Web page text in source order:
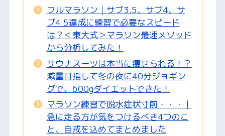
フルマラソン｜サブ3.5、サブ4、サ
ブ4.5達成に練習で必要なスピード
は？＜東大式＞マラソン最速メソッド
から分析してみた！
サウナスーツは本当に痩せられる！？
減量目指して冬の夜に40分ジョギン
グで、600gダイエットできた！
マラソン練習で脱水症状寸前・・・｜
急に走る方が気をつけるべき4つのこ
と、自戒を込めてまとめました